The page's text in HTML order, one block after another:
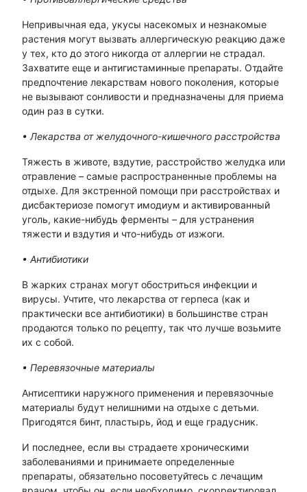
Непривычная еда, укусы насекомых и незнакомые
растения могут вызвать аллергическую реакцию даже
у тех, кто до этого никогда от аллергии не страдал.
Захватите еще и антигистаминные препараты. Отдайте
предпочтение лекарствам нового поколения, которые
не вызывают сонливости и предназначены для приема
один раз в сутки.
• Лекарства от желудочного-кишечного расстройства
Тяжесть в животе, вздутие, расстройство желудка или
отравление – самые распространенные проблемы на
отдыхе. Для экстренной помощи при расстройствах и
дисбактериозе помогут имодиум и активированный
уголь, какие-нибудь ферменты – для устранения
тяжести и вздутия и что-нибудь от изжоги.
• Антибиотики
В жарких странах могут обостриться инфекции и
вирусы. Учтите, что лекарства от герпеса (как и
практически все антибиотики) в большинстве стран
продаются только по рецепту, так что лучше возьмите
их с собой.
• Перевязочные материалы
Антисептики наружного применения и перевязочные
материалы будут нелишними на отдыхе с детьми.
Пригодятся бинт, пластырь, йод и еще градусник.
И последнее, если вы страдаете хроническими
заболеваниями и принимаете определенные
препараты, обязательно посоветуйтесь с лечащим